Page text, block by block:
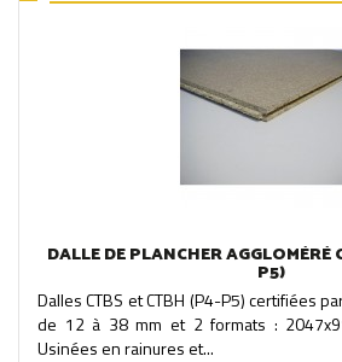
DALLE DE PLANCHER
P5)
Dalles CTBS et CTBH (P4-P5) certifiées
de 12 à 38 mm et 2 formats :
Usinées en rainures et...